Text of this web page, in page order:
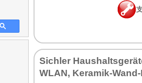
Sichler
WLAN, Keramik-